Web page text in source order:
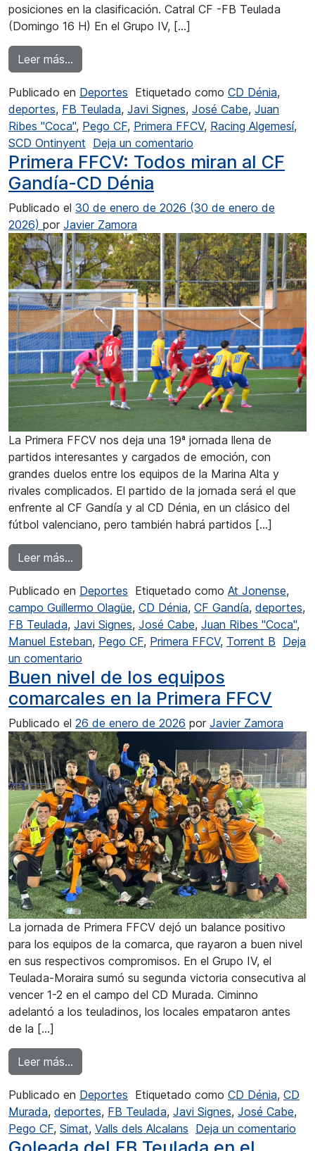
posiciones en la clasificación. Catral CF -FB Teulada
(Domingo 16 H) En el Grupo IV, […]
Leer más…
Publicado en Deportes Etiquetado como CD Dénia,
deportes, FB Teulada, Javi Signes, José Cabe, Juan
Ribes "Coca", Pego CF, Primera FFCV, Racing Algemesí,
SCD Ontinyent Deja un comentario
Primera FFCV: Todos miran al CF
Gandía-CD Dénia
Publicado el 30 de enero de 2026 (30 de enero de
2026) por Javier Zamora
La Primera FFCV nos deja una 19ª jornada llena de
partidos interesantes y cargados de emoción, con
grandes duelos entre los equipos de la Marina Alta y
rivales complicados. El partido de la jornada será el que
enfrente al CF Gandía y al CD Dénia, en un clásico del
fútbol valenciano, pero también habrá partidos […]
Leer más…
Publicado en Deportes Etiquetado como At Jonense,
campo Guillermo Olagüe, CD Dénia, CF Gandía, deportes,
FB Teulada, Javi Signes, José Cabe, Juan Ribes "Coca",
Manuel Esteban, Pego CF, Primera FFCV, Torrent B Deja
un comentario
Buen nivel de los equipos
comarcales en la Primera FFCV
Publicado el 26 de enero de 2026 por Javier Zamora
La jornada de Primera FFCV dejó un balance positivo
para los equipos de la comarca, que rayaron a buen nivel
en sus respectivos compromisos. En el Grupo IV, el
Teulada-Moraira sumó su segunda victoria consecutiva al
vencer 1-2 en el campo del CD Murada. Ciminno
adelantó a los teuladinos, los locales empataron antes
de la […]
Leer más…
Publicado en Deportes Etiquetado como CD Dénia, CD
Murada, deportes, FB Teulada, Javi Signes, José Cabe,
Pego CF, Simat, Valls dels Alcalans Deja un comentario